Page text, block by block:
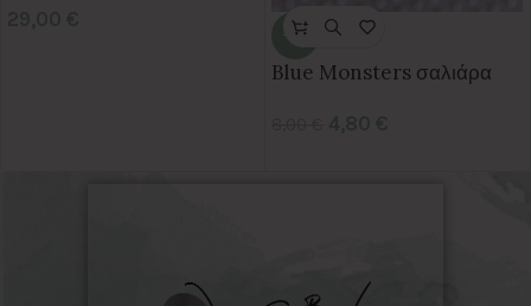
-40%
Blue Monsters σαλιάρα